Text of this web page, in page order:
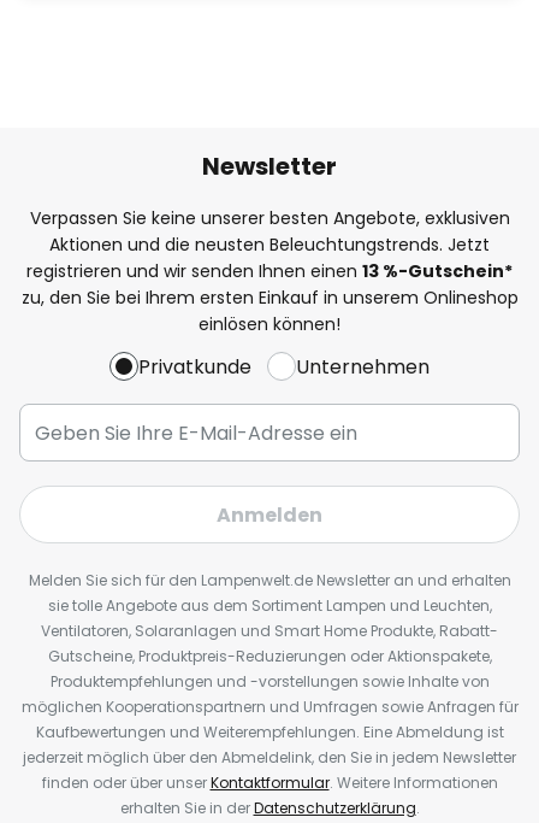
Newsletter
Verpassen Sie keine unserer besten Angebote, exklusiven
Aktionen und die neusten Beleuchtungstrends. Jetzt
registrieren und wir senden Ihnen einen 13 %-Gutschein*
zu, den Sie bei Ihrem ersten Einkauf in unserem Onlineshop
einlösen können!
Privatkunde Unternehmen
Anmelden
Melden Sie sich für den Lampenwelt.de Newsletter an und erhalten
sie tolle Angebote aus dem Sortiment Lampen und Leuchten,
Ventilatoren, Solaranlagen und Smart Home Produkte, Rabatt-
Gutscheine, Produktpreis-Reduzierungen oder Aktionspakete,
Produktempfehlungen und -vorstellungen sowie Inhalte von
möglichen Kooperationspartnern und Umfragen sowie Anfragen für
Kaufbewertungen und Weiterempfehlungen. Eine Abmeldung ist
jederzeit möglich über den Abmeldelink, den Sie in jedem Newsletter
finden oder über unserKontaktformular. Weitere Informationen
erhalten Sie in derDatenschutzerklärung.